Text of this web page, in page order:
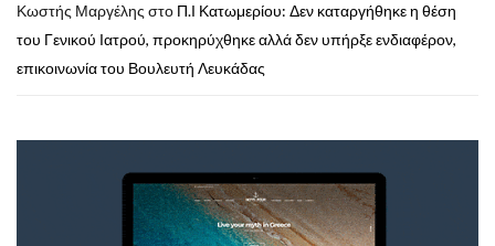
Κωστής Μαργέλης στο Π.Ι Κατωμερίου: Δεν καταργήθηκε η θέση
του Γενικού Ιατρού, προκηρύχθηκε αλλά δεν υπήρξε ενδιαφέρον,
επικοινωνία του Βουλευτή Λευκάδας